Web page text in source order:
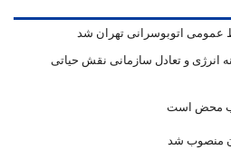
عمومی اتوبوسرانی تهران شد
انرژی و تعادل سازمانی نقش حیاتی
محض است
منصوب شد